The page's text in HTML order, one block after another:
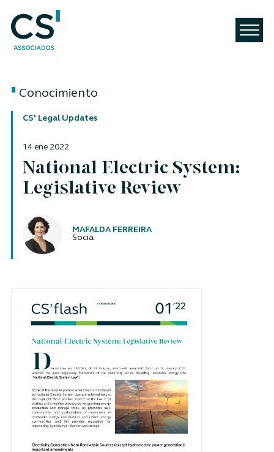
Conocimiento
CS' Legal Updates
14 ene 2022
National Electric System:
Legislative Review
Autores
MAFALDA FERREIRA
Socia